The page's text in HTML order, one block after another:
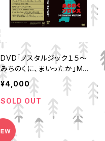
DVD「ノスタルジック１５～
みちのくに、まいったか」MP-
172
¥4,000
SOLD OUT